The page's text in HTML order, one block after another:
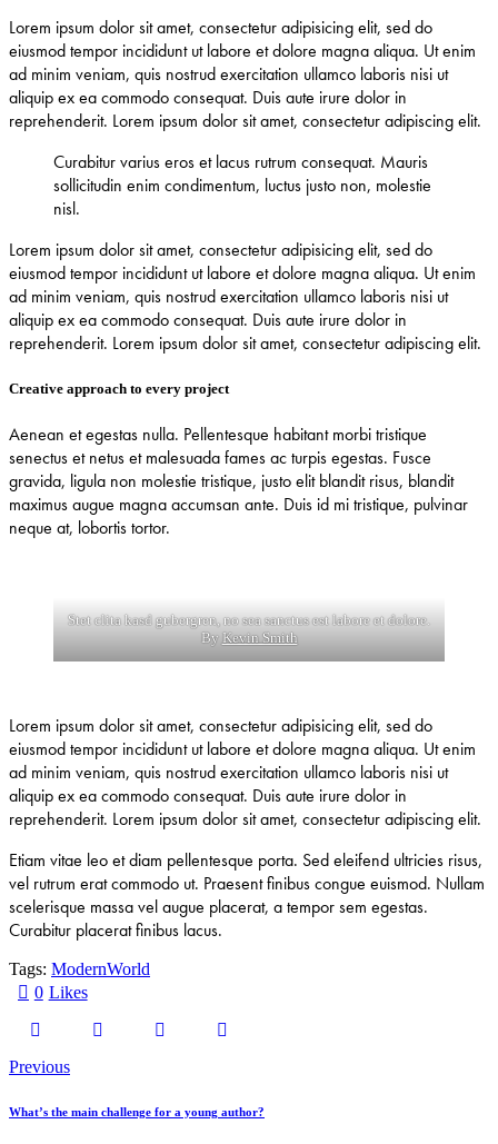
Lorem ipsum dolor sit amet, consectetur adipisicing elit, sed do
eiusmod tempor incididunt ut labore et dolore magna aliqua. Ut enim
ad minim veniam, quis nostrud exercitation ullamco laboris nisi ut
aliquip ex ea commodo consequat. Duis aute irure dolor in
reprehenderit. Lorem ipsum dolor sit amet, consectetur adipiscing elit.
Curabitur varius eros et lacus rutrum consequat. Mauris
sollicitudin enim condimentum, luctus justo non, molestie
nisl.
Lorem ipsum dolor sit amet, consectetur adipisicing elit, sed do
eiusmod tempor incididunt ut labore et dolore magna aliqua. Ut enim
ad minim veniam, quis nostrud exercitation ullamco laboris nisi ut
aliquip ex ea commodo consequat. Duis aute irure dolor in
reprehenderit. Lorem ipsum dolor sit amet, consectetur adipiscing elit.
Creative approach to every project
Aenean et egestas nulla. Pellentesque habitant morbi tristique
senectus et netus et malesuada fames ac turpis egestas. Fusce
gravida, ligula non molestie tristique, justo elit blandit risus, blandit
maximus augue magna accumsan ante. Duis id mi tristique, pulvinar
neque at, lobortis tortor.
Stet clita kasd gubergren, no sea sanctus est labore et dolore.
By Kevin Smith
Lorem ipsum dolor sit amet, consectetur adipisicing elit, sed do
eiusmod tempor incididunt ut labore et dolore magna aliqua. Ut enim
ad minim veniam, quis nostrud exercitation ullamco laboris nisi ut
aliquip ex ea commodo consequat. Duis aute irure dolor in
reprehenderit. Lorem ipsum dolor sit amet, consectetur adipiscing elit.
Etiam vitae leo et diam pellentesque porta. Sed eleifend ultricies risus,
vel rutrum erat commodo ut. Praesent finibus congue euismod. Nullam
scelerisque massa vel augue placerat, a tempor sem egestas.
Curabitur placerat finibus lacus.
Tags: ModernWorld
0 Likes
Previous
What’s the main challenge for a young author?